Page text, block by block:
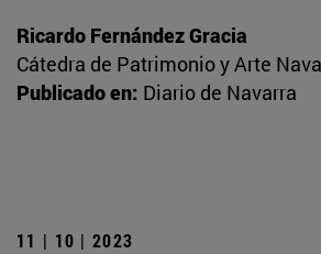
Ricardo Fernández Gracia
Cátedra de Patrimonio y Arte
Publicado en: Diario de Navarra
11 | 10 | 2023